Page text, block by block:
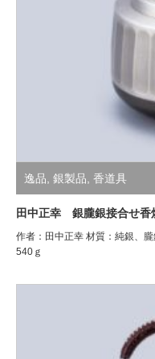
逸品 銀製品 香道具
田中正幸 銀朧銀接合せ香
作者：田中正幸 材質：純銀、
540ｇ